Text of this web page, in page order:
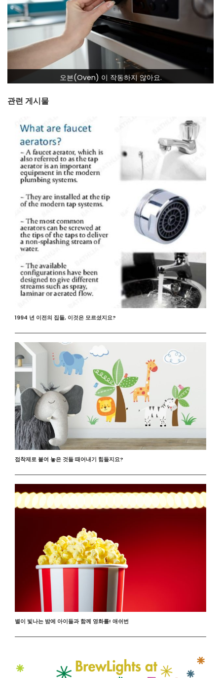
오븐(Oven) 이 작동하지 않아요.
관련 게시물
1994 년 이전의 집들, 이것은 모르셨지요?
접착제로 붙여 놓은 것들 때어내기 힘들지요?
별이 빛나는 밤에 아이들과 함께 영화를! 애쉬번